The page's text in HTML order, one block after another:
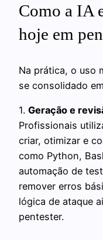
Como a IA
hoje em
Na prática, o uso
se consolidado
1. Geração e
Profissionais
criar, otimizar e
como Python,
automação de
remover erros
lógica de ataque
pentester.